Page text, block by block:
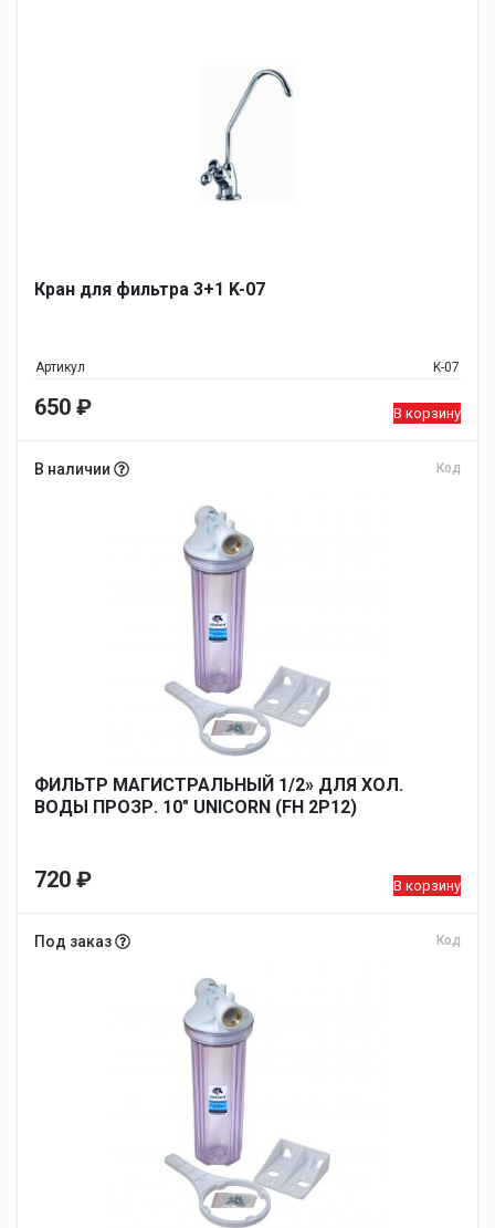
Кран для фильтра 3+1 K-07
Артикул K-07
650 ₽ В корзину
В наличии Код
ФИЛЬТР МАГИСТРАЛЬНЫЙ 1/2» ДЛЯ ХОЛ.
ВОДЫ ПРОЗР. 10″ UNICORN (FH 2P12)
720 ₽ В корзину
Под заказ Код